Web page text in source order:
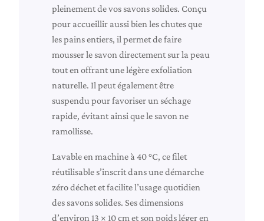
à
s
a
v
o
n
«
C
i
s
e
»
pleinement de vos savons solides. Conçu
pour accueillir aussi bien les chutes que
les pains entiers, il permet de faire
mousser le savon directement sur la peau
tout en offrant une légère exfoliation
naturelle. Il peut également être
suspendu pour favoriser un séchage
rapide, évitant ainsi que le savon ne
ramollisse.
Lavable en machine à 40 °C, ce filet
réutilisable s’inscrit dans une démarche
zéro déchet et facilite l’usage quotidien
des savons solides. Ses dimensions
d’environ 13 × 10 cm et son poids léger en